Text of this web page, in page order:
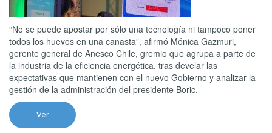
“No se puede apostar por sólo una tecnología ni tampoco poner
todos los huevos en una canasta”, afirmó Mónica Gazmuri,
gerente general de Anesco Chile, gremio que agrupa a parte de
la industria de la eficiencia energética, tras develar las
expectativas que mantienen con el nuevo Gobierno y analizar la
gestión de la administración del presidente Boric.
Ver